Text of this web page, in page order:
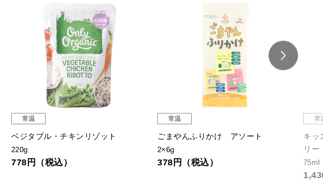
常温
博多風らーめん
106g
通常価格: 236円（税込）
常温
有機ノンフライ塩ラーメン
110g
312円（税込）
常
エッ
コ・